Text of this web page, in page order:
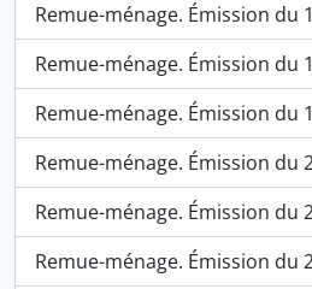
Remue-ménage. Émission du
Remue-ménage. Émission du
Remue-ménage. Émission du
Remue-ménage. Émission du
Remue-ménage. Émission du
Remue-ménage. Émission du